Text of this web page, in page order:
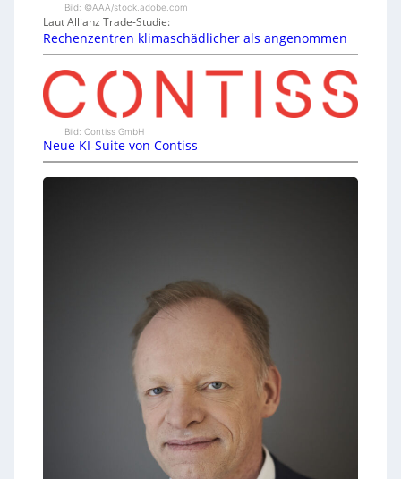
Bild: ©AAA/stock.adobe.com
Laut Allianz Trade-Studie:
Rechenzentren klimaschädlicher als angenommen
Bild: Contiss GmbH
Neue KI-Suite von Contiss